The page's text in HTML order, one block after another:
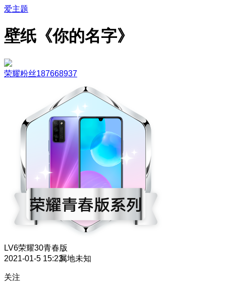
爱主题
壁纸《你的名字》
荣耀粉丝187668937
LV6荣耀30青春版
2021-01-5 15:23属地未知
关注